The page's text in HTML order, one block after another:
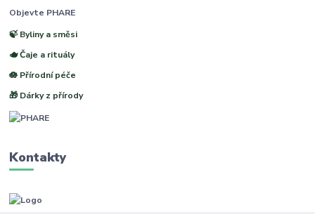
Objevte PHARE
🍃 Byliny a směsi
🫖 Čaje a rituály
🪷 Přírodní péče
🎁 Dárky z přírody
Kontakty